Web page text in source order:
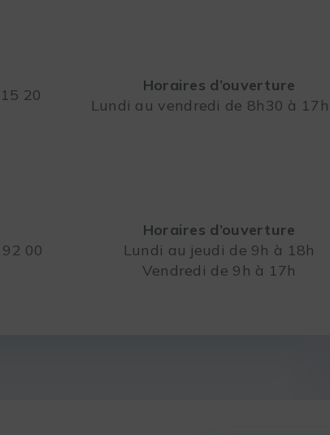
20
Horaires d’ouverture
Lundi au vendredi de 8h30 à
00
Horaires d’ouverture
Lundi au jeudi de 9h à 18h
Vendredi de 9h à 17h